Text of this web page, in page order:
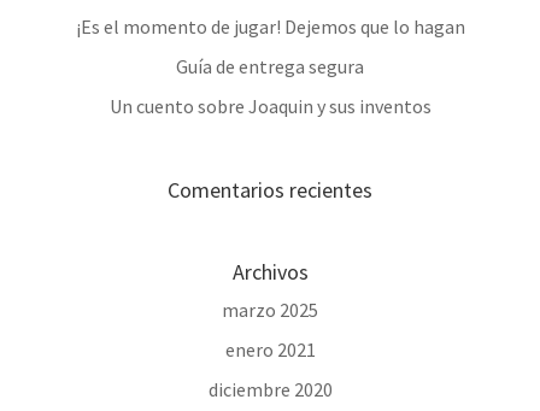
¡Es el momento de jugar! Dejemos que lo hagan
Guía de entrega segura
Un cuento sobre Joaquin y sus inventos
Comentarios recientes
Archivos
marzo 2025
enero 2021
diciembre 2020